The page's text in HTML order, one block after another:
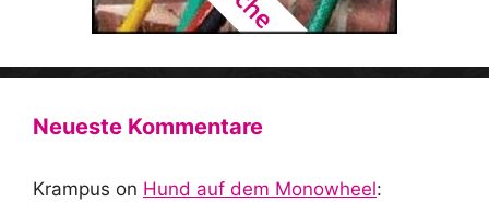
Neueste Kommentare
Krampus on Hund auf dem Monowheel: